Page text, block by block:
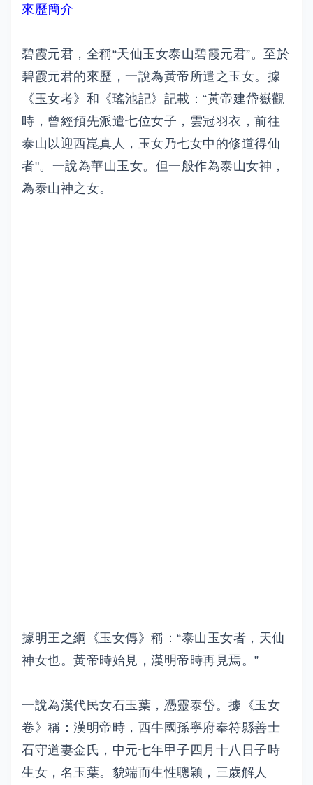
來歷簡介
碧霞元君，全稱“天仙玉女泰山碧霞元君”。至於
碧霞元君的來歷，一說為黃帝所遣之玉女。據
《玉女考》和《瑤池記》記載：“黃帝建岱嶽觀
時，曾經預先派遣七位女子，雲冠羽衣，前往
泰山以迎西崑真人，玉女乃七女中的修道得仙
者"。一說為華山玉女。但一般作為泰山女神，
為泰山神之女。
據明王之綱《玉女傳》稱：“泰山玉女者，天仙
神女也。黃帝時始見，漢明帝時再見焉。”
一說為漢代民女石玉葉，憑靈泰岱。據《玉女
卷》稱：漢明帝時，西牛國孫寧府奉符縣善士
石守道妻金氏，中元七年甲子四月十八日子時
生女，名玉葉。貌端而生性聰穎，三歲解人